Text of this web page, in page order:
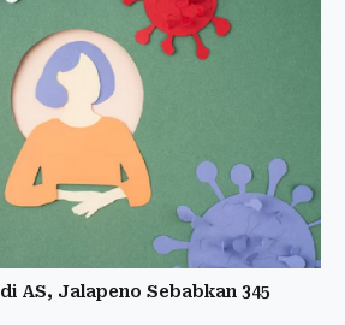
AS, Jalapeno Sebabkan 345